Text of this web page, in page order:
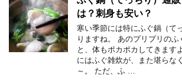
は？刺身も安い？
寒い季節には特にふぐ鍋（て
りますね。 あのプリプリのふ
と、体もポカポカしてきます
にはふぐ雑炊が、また堪らな
～。 ただ、ふ …